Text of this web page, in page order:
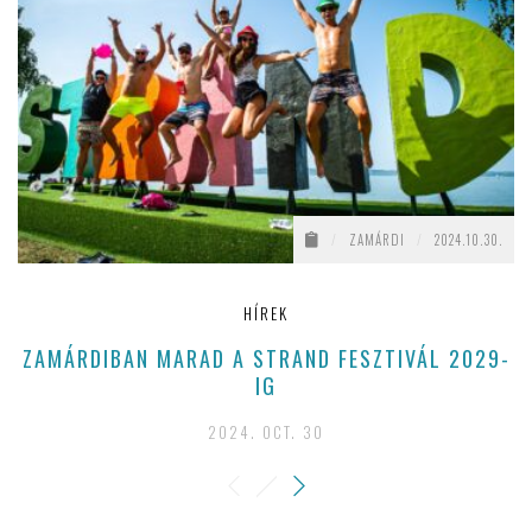
ZAMÁRDI 2024.10.30.
HÍREK
ZAMÁRDIBAN MARAD A STRAND FESZTIVÁL 2029-
IG
2024. OCT. 30